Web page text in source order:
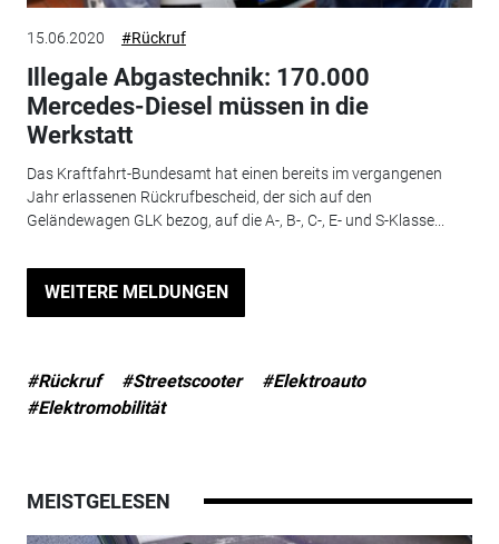
15.06.2020 #Rückruf
Illegale Abgastechnik: 170.000
Mercedes-Diesel müssen in die
Werkstatt
Das Kraftfahrt-Bundesamt hat einen bereits im vergangenen
Jahr erlassenen Rückrufbescheid, der sich auf den
Geländewagen GLK bezog, auf die A-, B-, C-, E- und S-Klasse...
WEITERE MELDUNGEN
#Rückruf #Streetscooter
#Elektroauto
#Elektromobilität
MEISTGELESEN